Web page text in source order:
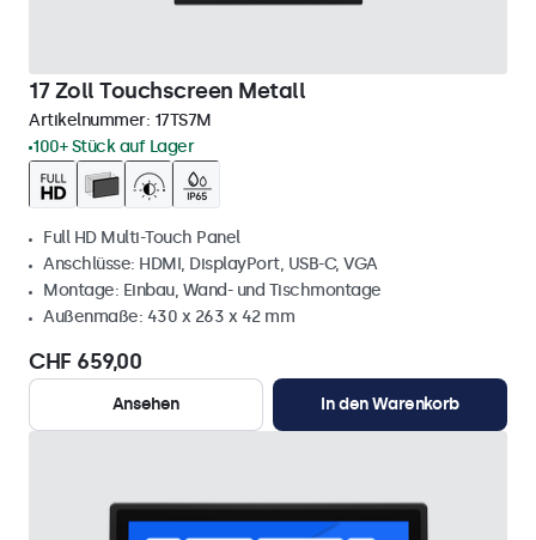
17 Zoll Touchscreen Metall
Artikelnummer: 17TS7M
100+ Stück auf Lager
Full HD Multi-Touch Panel
Anschlüsse: HDMI, DisplayPort, USB-C, VGA
Montage: Einbau, Wand- und Tischmontage
Außenmaße: 430 x 263 x 42 mm
CHF 659,00
Ansehen In den Warenkorb